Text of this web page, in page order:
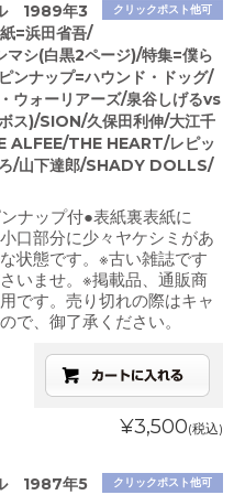
クリックポスト他可
1989年3
=浜田省吾/
マシ(白黒2ページ)/特集=僕ら
ンナップ=ハウンド・ドッグ/
ウォーリアーズ/泉谷しげるvs
ス)/SION/久保田利伸/大江千
ALFEE/THE HEART/レピッ
/山下達郎/SHADY DOLLS/
ナップ付●表紙裏表紙に
口部分に少々ヤケシミがあ
状態です。※古い雑誌です
いませ。※掲載品、通販商
です。売り切れの際はキャ
で、御了承ください。
¥3,500(税込)
クリックポスト他可
1987年5